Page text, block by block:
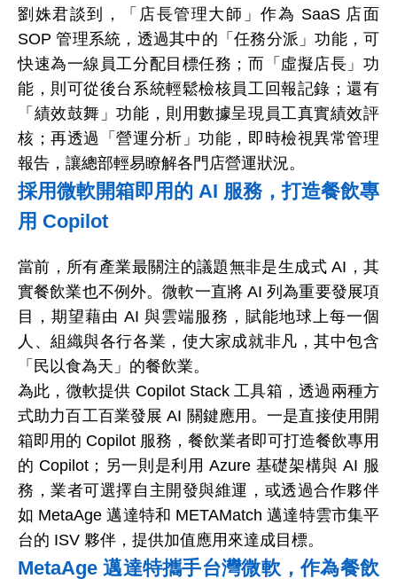
劉姝君談到，「店長管理大師」作為 SaaS 店面
SOP 管理系統，透過其中的「任務分派」功能，可
快速為一線員工分配目標任務；而「虛擬店長」功
能，則可從後台系統輕鬆檢核員工回報記錄；還有
「績效鼓舞」功能，則用數據呈現員工真實績效評
核；再透過「營運分析」功能，即時檢視異常管理
報告，讓總部輕易瞭解各門店營運狀況。
採用微軟開箱即用的 AI 服務，打造餐飲專
用 Copilot
當前，所有產業最關注的議題無非是生成式 AI ，其
實餐飲業也不例外。微軟一直將 AI 列為重要發展項
目，期望藉由 AI 與雲端服務，賦能地球上每一個
人、組織與各行各業，使大家成就非凡，其中包含
「民以食為天」的餐飲業。
為此，微軟提供 Copilot Stack 工具箱，透過兩種方
式助力百工百業發展 AI 關鍵應用。一是直接使用開
箱即用的 Copilot 服務，餐飲業者即可打造餐飲專用
的 Copilot ；另一則是利用 Azure 基礎架構與 AI 服
務，業者可選擇自主開發與維運，或透過合作夥伴
如 MetaAge 邁達特和 METAMatch 邁達特雲市集平
台的 ISV 夥伴，提供加值應用來達成目標。
MetaAge 邁達特攜手台灣微軟，作為餐飲